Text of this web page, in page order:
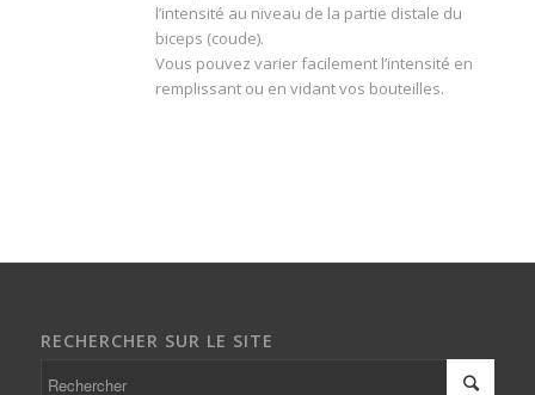
l’intensité au niveau de la partie distale du
biceps (coude).
Vous pouvez varier facilement l’intensité en
remplissant ou en vidant vos bouteilles.
RECHERCHER SUR LE SITE